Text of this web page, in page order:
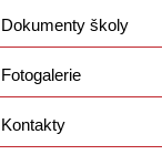
Dokumenty školy
Fotogalerie
Kontakty